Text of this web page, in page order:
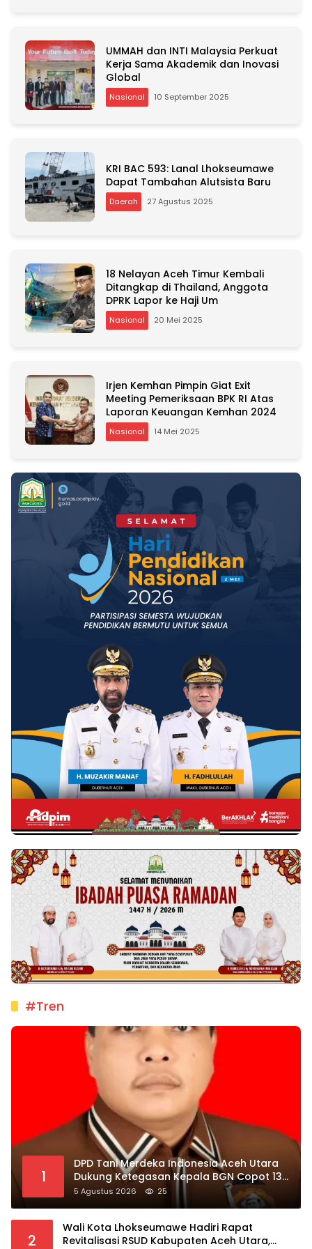
UMMAH dan INTI Malaysia Perkuat
Kerja Sama Akademik dan Inovasi
Global
Nasional 10 September 2025
KRI BAC 593: Lanal Lhokseumawe
Dapat Tambahan Alutsista Baru
Daerah 27 Agustus 2025
18 Nelayan Aceh Timur Kembali
Ditangkap di Thailand, Anggota
DPRK Lapor ke Haji Um
Nasional 20 Mei 2025
Irjen Kemhan Pimpin Giat Exit
Meeting Pemeriksaan BPK RI Atas
Laporan Keuangan Kemhan 2024
Nasional 14 Mei 2025
#Tren
1
DPD Tani Merdeka Indonesia Aceh Utara
Dukung Ketegasan Kepala BGN Copot 137
Kepala SPPG
5 Agustus 2026 25
2
Wali Kota Lhokseumawe Hadiri Rapat
Revitalisasi RSUD Kabupaten Aceh Utara,